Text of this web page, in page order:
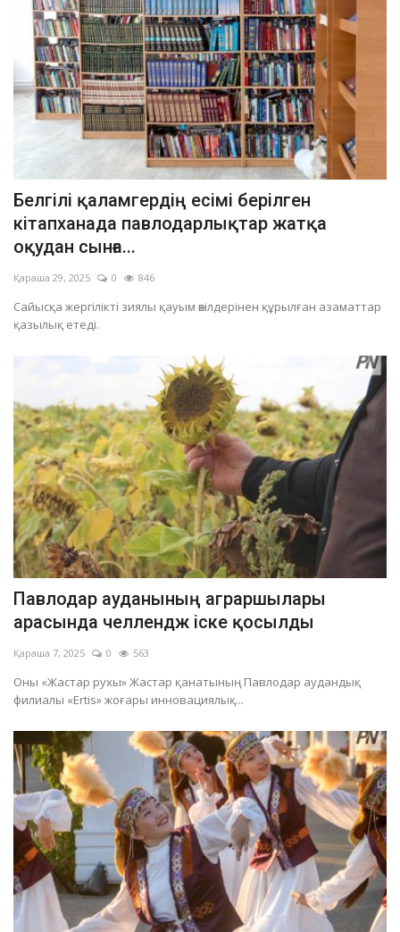
Белгілі қаламгердің есімі берілген
кітапханада павлодарлықтар жатқа
оқудан сынға...
Қараша 29, 2025 0 846
Сайысқа жергілікті зиялы қауым өкілдерінен құрылған азаматтар
қазылық етеді.
Павлодар ауданының аграршылары
арасында челлендж іске қосылды
Қараша 7, 2025 0 563
Оны «Жастар рухы» Жастар қанатының Павлодар аудандық
филиалы «Ertis» жоғары инновациялық...